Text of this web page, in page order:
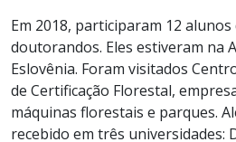
Em 2018, participaram 12
doutorandos. Eles estiveram na
Eslovênia. Foram visitados
de Certificação Florestal,
máquinas florestais e parques.
recebido em três universidades: